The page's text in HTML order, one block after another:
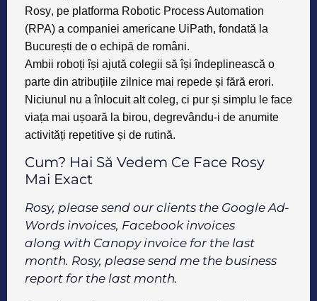
Rosy, pe platforma Robotic Process Automation
(RPA) a companiei americane UiPath, fondată la
București de o echipă de români.
Ambii roboți își ajută colegii să își îndeplinească o
parte din atribuțiile zilnice mai repede și fără erori.
Niciunul nu a înlocuit alt coleg, ci pur și simplu le face
viața mai ușoară la birou, degrevându-i de anumite
activități repetitive și de rutină.
Cum? Hai Să Vedem Ce Face Rosy
Mai Exact
Rosy, please send our clients the Google Ad-
Words invoices, Facebook invoices
along with Canopy invoice for the last
month. Rosy, please send me the business
report for the last month.